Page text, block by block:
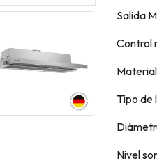
Salida
Control
Tipo de
Nivel